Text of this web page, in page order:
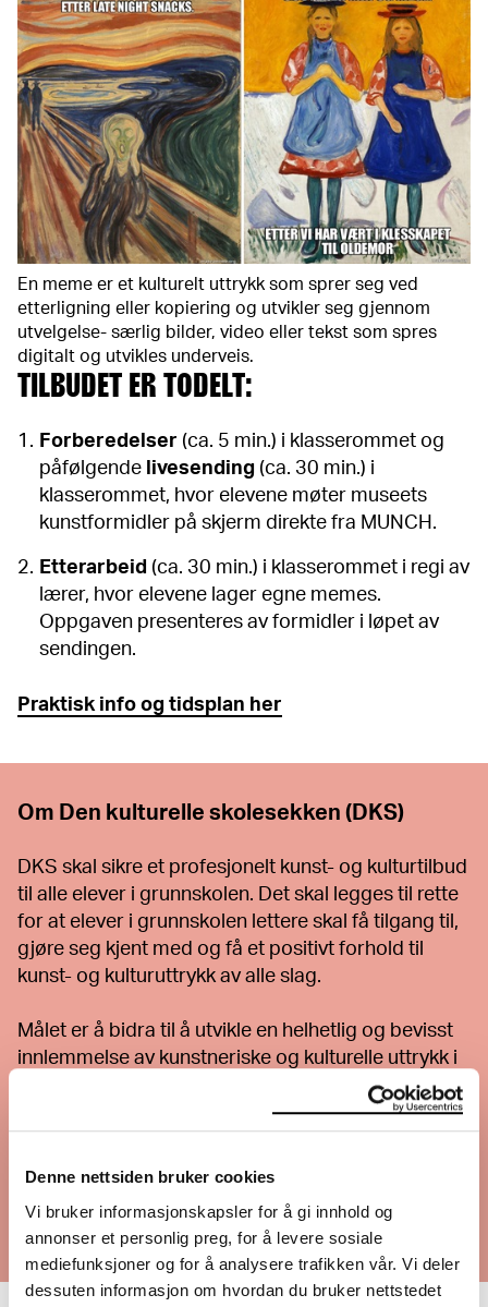
Denne nettsiden bruker cookies
Vi bruker informasjonskapsler for å gi innhold og
annonser et personlig preg, for å levere sosiale
mediefunksjoner og for å analysere trafikken vår. Vi deler
dessuten informasjon om hvordan du bruker nettstedet
En meme er et kulturelt uttrykk som sprer seg ved
etterligning eller kopiering og utvikler seg gjennom
utvelgelse- særlig bilder, video eller tekst som spres
digitalt og utvikles underveis.
TILBUDET ER TODELT:
Forberedelser (ca. 5 min.) i klasserommet og
påfølgende livesending (ca. 30 min.) i
klasserommet, hvor elevene møter museets
kunstformidler på skjerm direkte fra MUNCH.
Etterarbeid (ca. 30 min.) i klasserommet i regi av
lærer, hvor elevene lager egne memes.
Oppgaven presenteres av formidler i løpet av
sendingen.
Praktisk info og tidsplan her
Om Den kulturelle skolesekken (DKS)
DKS skal sikre et profesjonelt kunst- og kulturtilbud
til alle elever i grunnskolen. Det skal legges til rette
for at elever i grunnskolen lettere skal få tilgang til,
gjøre seg kjent med og få et positivt forhold til
kunst- og kulturuttrykk av alle slag.
Målet er å bidra til å utvikle en helhetlig og bevisst
innlemmelse av kunstneriske og kulturelle uttrykk i
Oslo
Mer om MUNCHs tilbud til skoler her